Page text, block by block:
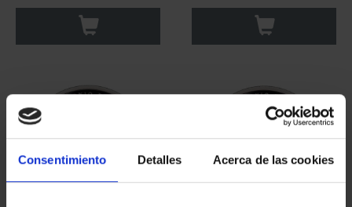
Consentimiento Detalles Acerca de las cookies